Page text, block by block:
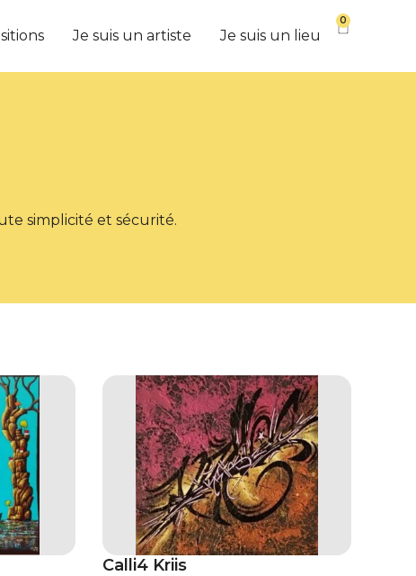
Je suis un artiste Je suis un lieu
0
simplicité et sécurité.
Calli4 Kriis